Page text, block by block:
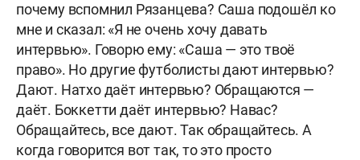
почему вспомнил Рязанцева? Саша подошёл ко
мне и сказал: «Я не очень хочу давать
интервью». Говорю ему: «Саша — это твоё
право». Но другие футболисты дают интервью?
Дают. Натхо даёт интервью? Обращаются —
даёт. Боккетти даёт интервью? Навас?
Обращайтесь, все дают. Так обращайтесь. А
когда говорится вот так, то это просто